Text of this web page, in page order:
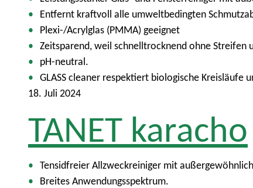
Entfernt kraftvoll alle umweltbedingten
Plexi-/Acrylglas (PMMA) geeignet
Zeitsparend, weil schnelltrocknend ohne Streifen
pH-neutral.
GLASS cleaner respektiert biologische
18. Juli 2024
TANET karacho
Tensidfreier Allzweckreiniger mit
Breites Anwendungsspektrum.